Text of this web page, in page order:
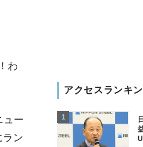
わ
ュー
ラン
アクセスランキ